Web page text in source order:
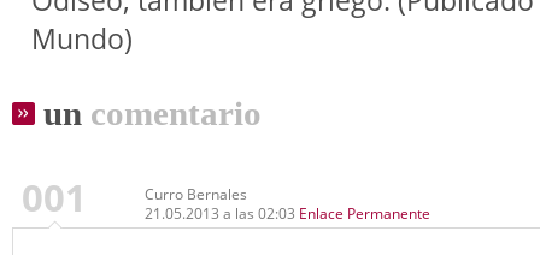
Mundo)
un comentario
001
Curro Bernales
21.05.2013 a las 02:03 Enlace Permanente